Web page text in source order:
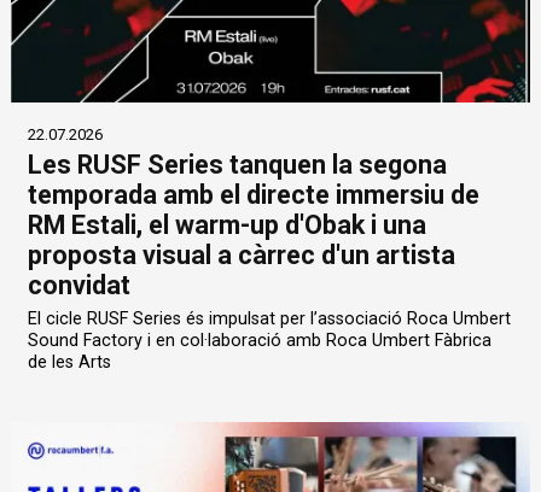
22.07.2026
Les RUSF Series tanquen la segona
temporada amb el directe immersiu de
RM Estali, el warm-up d'Obak i una
proposta visual a càrrec d'un artista
convidat
El cicle RUSF Series és impulsat per l’associació Roca Umbert
Sound Factory i en col·laboració amb Roca Umbert Fàbrica
de les Arts